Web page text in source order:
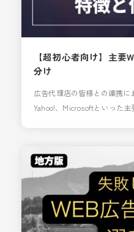
【超初心者向け】主要
分け
広告代理店の皆様との連携に
Yahoo!、Microsoftといった主
体の広告の特徴と、どのよ
説します。 １. 媒体別：広告
体名 主な広告種別